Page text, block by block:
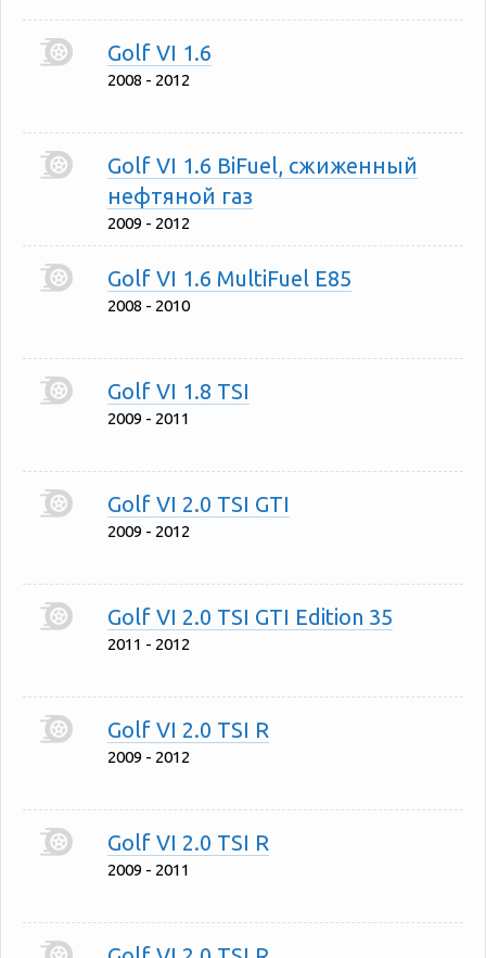
Golf VI 1.6
2008 - 2012
Golf VI 1.6 BiFuel, сжиженный
нефтяной газ
2009 - 2012
Golf VI 1.6 MultiFuel E85
2008 - 2010
Golf VI 1.8 TSI
2009 - 2011
Golf VI 2.0 TSI GTI
2009 - 2012
Golf VI 2.0 TSI GTI Edition 35
2011 - 2012
Golf VI 2.0 TSI R
2009 - 2012
Golf VI 2.0 TSI R
2009 - 2011